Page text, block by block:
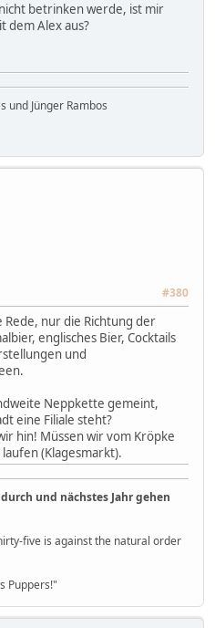
betrinken werde, ist mir
dem Alex aus?
und Jünger Rambos
#380
nur die Richtung der
englisches Bier, Cocktails
und
Neppkette gemeint,
eine Filiale steht?
hin! Müssen wir vom Kröpke
(Klagesmarkt).
und nächstes Jahr gehen
five is against the natural order
Puppers!"